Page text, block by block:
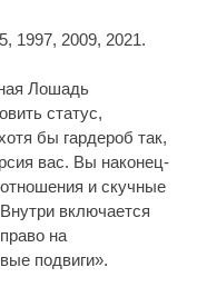
1997, 2009, 2021.
Лошадь
статус,
бы гардероб так,
вас. Вы наконец-
и скучные
включается
на
подвиги».